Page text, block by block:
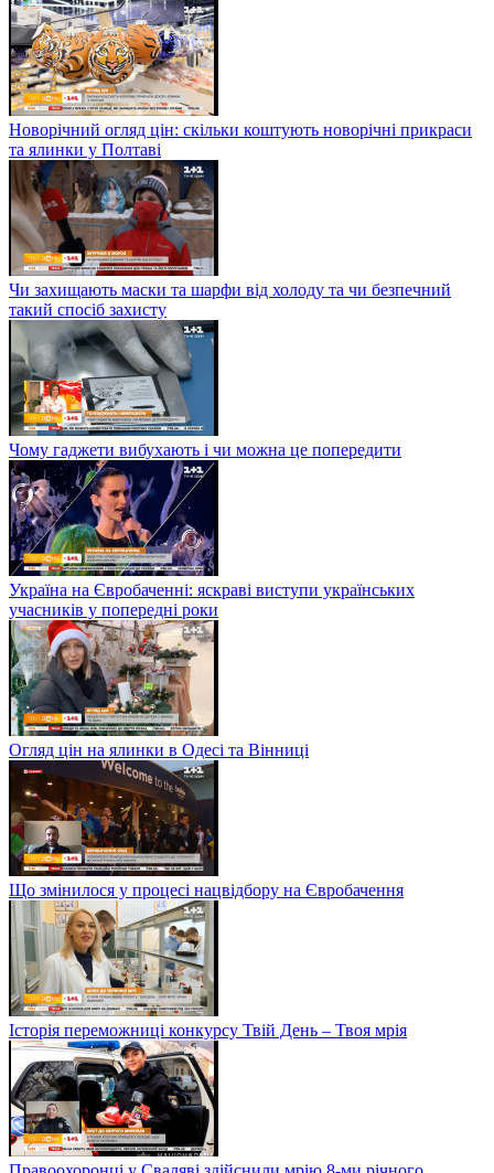
Новорічний огляд цін: скільки коштують новорічні прикраси
та ялинки у Полтаві
Чи захищають маски та шарфи від холоду та чи безпечний
такий спосіб захисту
Чому гаджети вибухають і чи можна це попередити
Україна на Євробаченні: яскраві виступи українських
учасників у попередні роки
Огляд цін на ялинки в Одесі та Вінниці
Що змінилося у процесі нацвідбору на Євробачення
Історія переможниці конкурсу Твій День – Твоя мрія